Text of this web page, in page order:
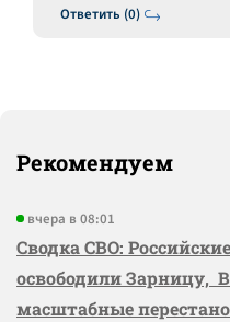
Ответить (0)
Рекомендуем
вчера в 08:01
Сводка СВО:
освободили Зарницу,
масштабные